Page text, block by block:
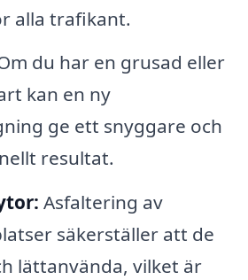
alla trafikant.
du har en grusad eller
kan en ny
ge ett snyggare och
resultat.
Asfaltering av
säkerställer att de
lättanvända, vilket är